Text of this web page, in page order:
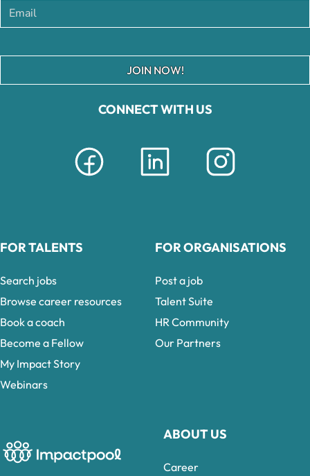
CONNECT WITH US
ABOUT US
Career
JOIN NOW!
FOR TALENTS
Search jobs
Browse career resources
Book a coach
Become a Fellow
My Impact Story
Webinars
FOR ORGANISATIONS
Post a job
Talent Suite
HR Community
Our Partners